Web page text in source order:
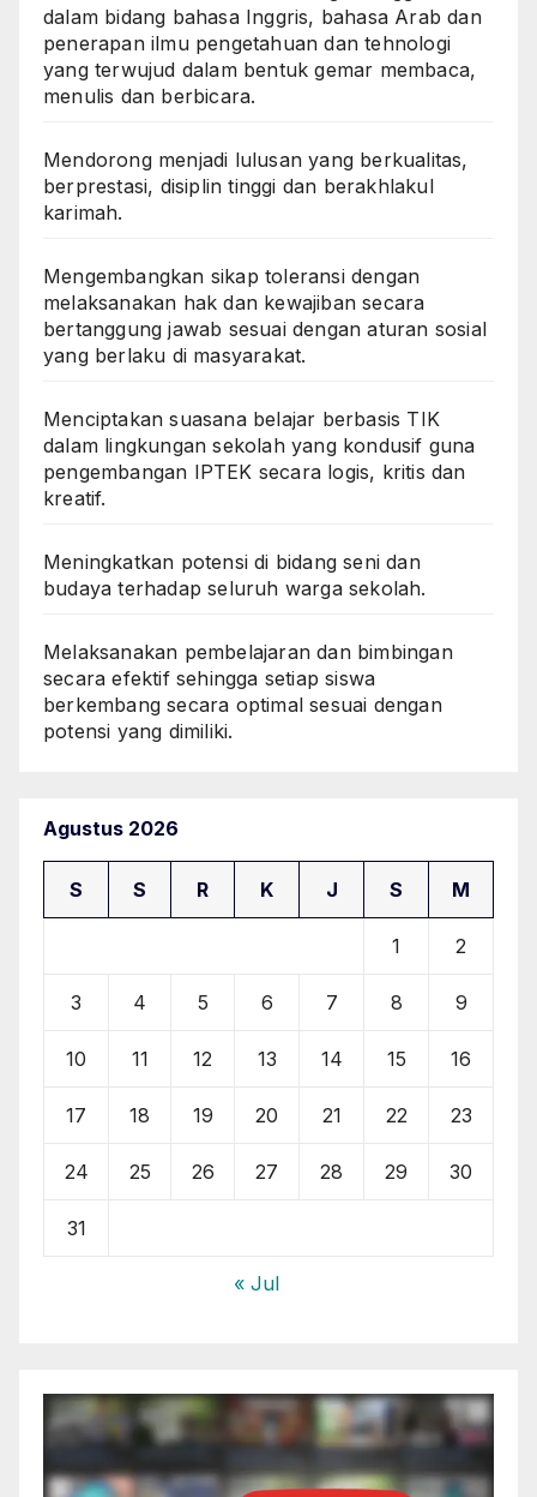
dalam bidang bahasa Inggris, bahasa Arab dan
penerapan ilmu pengetahuan dan tehnologi
yang terwujud dalam bentuk gemar membaca,
menulis dan berbicara.
Mendorong menjadi lulusan yang berkualitas,
berprestasi, disiplin tinggi dan berakhlakul
karimah.
Mengembangkan sikap toleransi dengan
melaksanakan hak dan kewajiban secara
bertanggung jawab sesuai dengan aturan sosial
yang berlaku di masyarakat.
Menciptakan suasana belajar berbasis TIK
dalam lingkungan sekolah yang kondusif guna
pengembangan IPTEK secara logis, kritis dan
kreatif.
Meningkatkan potensi di bidang seni dan
budaya terhadap seluruh warga sekolah.
Melaksanakan pembelajaran dan bimbingan
secara efektif sehingga setiap siswa
berkembang secara optimal sesuai dengan
potensi yang dimiliki.
Agustus 2026
S S R K J S M
1 2
3 4 5 6 7 8 9
10 11 12 13 14 15 16
17 18 19 20 21 22 23
24 25 26 27 28 29 30
31
« Jul